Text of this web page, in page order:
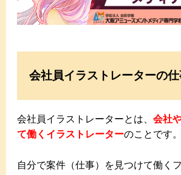
会社員イラストレーターの
会社員イラストレーターとは、 会社
て働くイラストレーターのことです。
自分で案件（仕事）を見つけて働く